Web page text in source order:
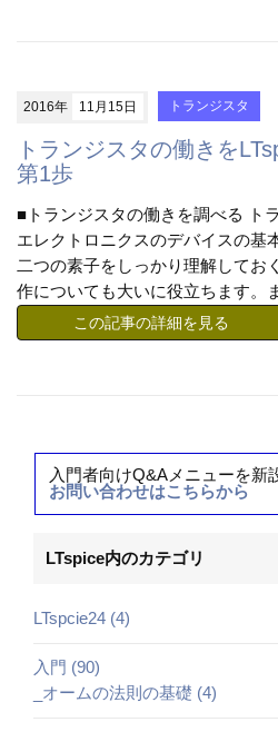
2016年 11月15日 トランジスタ
トランジスタの働きを
第1歩
■トランジスタの働きを調べる ト
エレクトロニクスのデバイスの基
二つの素子をしっかり理解してお
作についても大いに役立ちます。
この記事の詳細を見る
入門者向けQ&Aメニューを新
お問い合わせはこちらから
LTspice内のカテゴリ
LTspcie24 (4)
入門 (90)
_オームの法則の基礎 (4)